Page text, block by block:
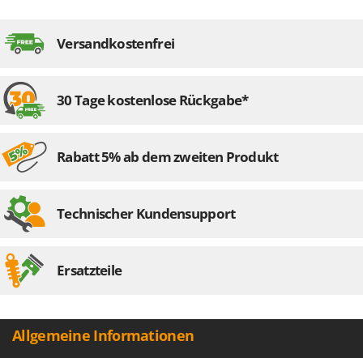
Stiga
T
TecnoGen
Telwin
Tenco
Titania
Tre Spade
Versandkostenfrei
30 Tage kostenlose Rückgabe*
Rabatt 5% ab dem zweiten Produkt
Technischer Kundensupport
Ersatzteile
Allgemeine Informationen